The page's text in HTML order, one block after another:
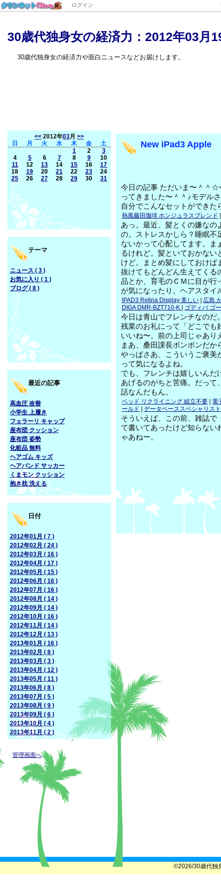
ログイン
30歳代独身女の経済力：2012年03月
30歳代独身女の経済力や面白ニュースなどお届けします。
New iPad3 Apple
今日の記事 ただいま〜＾＾☆
ってきました〜＾＾♪モデル
自分でこんなセットができた
熱風藤田珈琲 ホンジュラスブレンド
あっ。最近、髪とくの嫌なの
の。ストレスかしら？睡眠不
ないかって心配してます。ま
るけれど。髪といておかな
けど。まとめ髪にしておけば
抜けてもどんどん生えてくる
品とか、育毛のＣＭに目が行
が気になったり。ヘアスタイ
IPAD3 Retina Display 美しい
広島
DIGA DMR-BZT710-K
ゴディバ ゴ
今日は青山でフレンチなのだ
残業のお礼にって「どこでも
いいね〜。前の上司じゃあり
まあ、桑田課長ボンボンだか
やっぱさあ、こういうご褒美
って気になるよね。
でも、フレンチは嬉しいんだ
あげるのがちと苦痛。だって
話なんだもん。
ベッド リクライニング 組立不要
電
ールド
データベーススペシャリス
そういえば、この前、雑誌で
て書いてあったけど知らない
ゃあねー。
<< 2012年03月 >>
日
月 火 水 木 金
土
1
2
3
4
5 6 7 8 9
10
11
12 13 14 15 16
17
18
19 20 21 22 23
24
25
26 27 28 29 30 31
テーマ
ニュース ( 3 )
お気に入り ( 1 )
ブログ ( 8 )
最近の記事
高血圧 改善
小学生 上履き
フェラーリ キャップ
座布団 クッション
座布団 姿勢
化粧品 無料
ヘアゴム キッズ
ヘアバンド サッカー
くまモン クッション
抱き枕 洗える
日付
2012年01月 ( 7 )
2012年02月 ( 24 )
2012年03月 ( 16 )
2012年04月 ( 17 )
2012年05月 ( 15 )
2012年06月 ( 16 )
2012年07月 ( 16 )
2012年08月 ( 14 )
2012年09月 ( 14 )
2012年10月 ( 16 )
2012年11月 ( 14 )
2012年12月 ( 13 )
2013年01月 ( 16 )
2013年02月 ( 8 )
2013年03月 ( 3 )
2013年04月 ( 12 )
2013年05月 ( 11 )
2013年06月 ( 8 )
2013年07月 ( 5 )
2013年08月 ( 9 )
2013年09月 ( 6 )
2013年10月 ( 4 )
2013年11月 ( 2 )
管理画面へ
©2026/30歳代独